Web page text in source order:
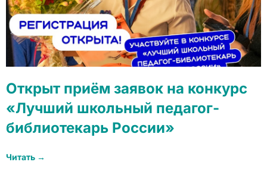
Открыт приём заявок на конкурс
«Лучший школьный педагог-
библиотекарь России»
Читать →